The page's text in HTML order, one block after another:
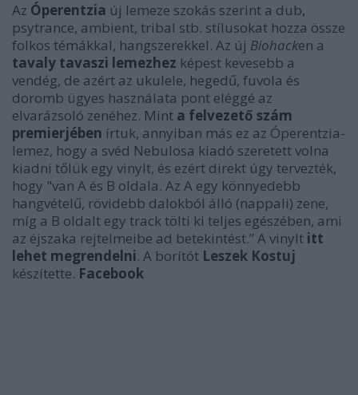
Az Óperentzia új lemeze szokás szerint a dub,
psytrance, ambient, tribal stb. stílusokat hozza össze
folkos témákkal, hangszerekkel. Az új Biohacken a
tavaly tavaszi lemezhez képest kevesebb a
vendég, de azért az ukulele, hegedű, fuvola és
doromb ügyes használata pont eléggé az
elvarázsoló zenéhez. Mint a felvezető szám
premierjében írtuk, annyiban más ez az Óperentzia-
lemez, hogy a svéd Nebulosa kiadó szeretett volna
kiadni tőlük egy vinylt, és ezért direkt úgy tervezték,
hogy "van A és B oldala. Az A egy könnyedebb
hangvételű, rövidebb dalokból álló (nappali) zene,
míg a B oldalt egy track tölti ki teljes egészében, ami
az éjszaka rejtelmeibe ad betekintést.” A vinylt itt
lehet megrendelni. A borítót Leszek Kostuj
készítette. Facebook